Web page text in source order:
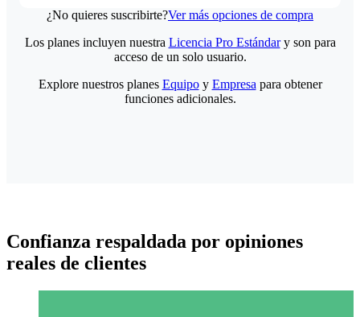
¿No quieres suscribirte?Ver más opciones de compra
Los planes incluyen nuestra Licencia Pro Estándary son para
acceso de un solo usuario.
Explore nuestros planes Equipoy Empresa para obtener
funciones adicionales.
Confianza respaldada por opiniones
reales de clientes